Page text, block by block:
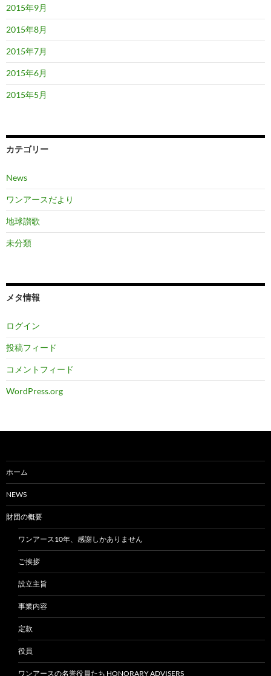
2015年9月
2015年8月
2015年7月
2015年6月
2015年5月
カテゴリー
News
ワンアースだより
地球讃歌
未分類
メタ情報
ログイン
投稿フィード
コメントフィード
WordPress.org
ホーム
NEWS
財団の概要
ワンアース10年、感謝しかありません
ご挨拶
設立主旨
事業内容
定款
役員
ワンアースの名誉役員たち HONORARY ADVISERS